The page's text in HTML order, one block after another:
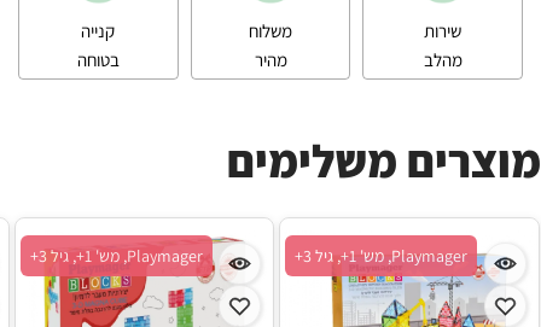
שירות
מהלב
משלוח
מהיר
קנייה
בטוחה
מוצרים משלימים
Playmager, מש' 1+, גיל 3+ Playmager, מש' 1+, גיל 3+